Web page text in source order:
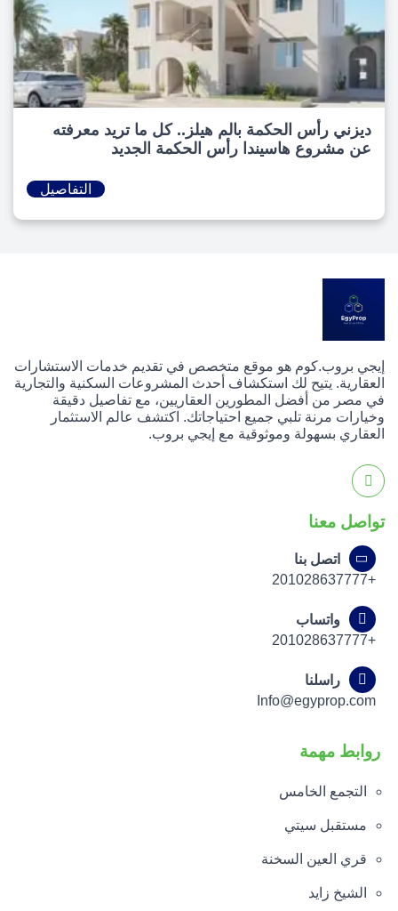
ديزني رأس الحكمة بالم هيلز.. كل ما تريد معرفته
عن مشروع هاسيندا رأس الحكمة الجديد
التفاصيل
إيجي بروب.كوم هو موقع متخصص في تقديم خدمات الاستشارات
العقارية. يتيح لك استكشاف أحدث المشروعات السكنية والتجارية
في مصر من أفضل المطورين العقاريين، مع تفاصيل دقيقة
وخيارات مرنة تلبي جميع احتياجاتك. اكتشف عالم الاستثمار
العقاري بسهولة وموثوقية مع إيجي بروب.
تواصل معنا
اتصل بنا
+201028637777
واتساب
+201028637777
راسلنا
Info@egyprop.com
روابط مهمة
التجمع الخامس
مستقبل سيتي
قري العين السخنة
الشيخ زايد